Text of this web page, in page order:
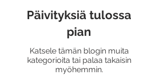
Päivityksiä tulossa
pian
Katsele tämän blogin muita
kategorioita tai palaa takaisin
myöhemmin.